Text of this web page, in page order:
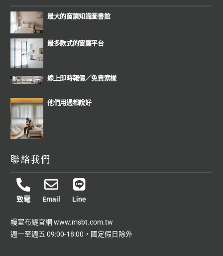
最大的窗簾知識圖書館
最多款式的窗簾平台
線上即時報價／免費索樣
他們用過都說好
聯絡我們
致電 Email Line
幔室布緹官網www.msbt.com.tw
週一至週五 09:00-18:00，國定假日除外